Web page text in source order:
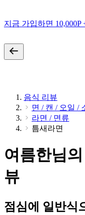
지금 가입하면 10,000P
음식 리뷰
면 / 캔 / 오일 /
라면 / 면류
틈새라면
여름한님
뷰
점심에 일반식